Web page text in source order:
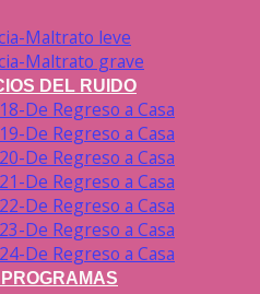
Maltrato leve
Maltrato grave
DEL RUIDO
De Regreso a Casa
De Regreso a Casa
De Regreso a Casa
De Regreso a Casa
De Regreso a Casa
De Regreso a Casa
De Regreso a Casa